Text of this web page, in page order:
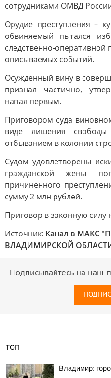
сотрудниками ОМВД
Орудие преступления –
обвиняемый пытался
следственно-оперативной
описываемых событий.
Осужденный вину в
признал частично,
напал первым.
Приговором суда
виде лишения
отбыванием в колонии
Судом удовлетворены
гражданской жены
причиненного
сумму 2 млн рублей.
Приговор в законную силу
Источник: Канал в МАКС
ВЛАДИМИРСКОЙ
Подписывайтесь на наш
ТОП
Владимир: